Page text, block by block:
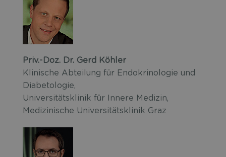
Priv.-Doz. Dr. Gerd Köhler
Klinische Abteilung für Endokrinologie und
Diabetologie,
Universitätsklinik für Innere Medizin,
Medizinische Universitätsklinik Graz